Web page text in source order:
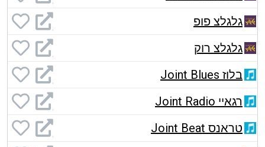
גלגלצ פופ
גלגלצ רוק
בלוז Joint Blues
רגאיי Joint Radio
טראנס Joint Beat